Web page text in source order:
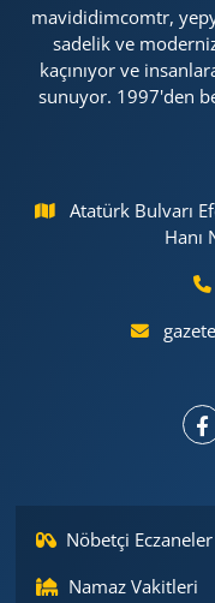
mavididimcomtr,
sadelik ve
kaçınıyor ve
sunuyor. 1997'den
Atatürk Bulvarı
Hanı
Nöbetçi Eczaneler
Namaz Vakitleri